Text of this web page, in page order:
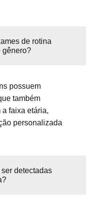
de rotina
gênero?
possuem
também
a faixa etária,
personalizada
detectadas